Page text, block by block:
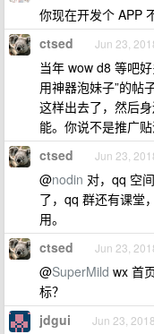
你现在开发个 APP
ctsed Jun 23,
当年 wow d8 等吧
用神器泡妹子”的帖
这样出去了，然后
能。你说不是推广
ctsed Jun 23,
@nodin 对，qq 空
了，qq 群还有课堂
用。
ctsed Jun 23,
@SuperMild wx 首
标？
jdgui Jun 23,